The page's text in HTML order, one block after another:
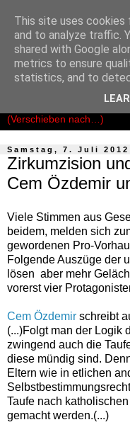
Der
Das publizistische
Rechtsstaatlichkeit
Samstag, 7. Juli 2012
Zirkumzision
Cem Özdemir
Viele Stimmen aus
beidem, melden sich
gewordenen Pro-
Folgende Auszüge der
lösen aber mehr
vorerst vier
Cem Özdemir schreibt
(...)Folgt man der Logik
zwingend auch die
diese mündig sind.
Eltern wie in etlichen
Taufe nach
gemacht werden.(...)
This site uses
and to analyze traffic.
shared with Google
metrics to ensure
statistics, and to